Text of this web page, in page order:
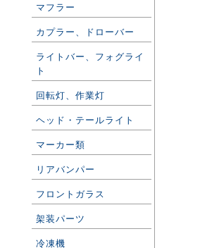
マフラー
カプラー、ドローバー
ライトバー、フォグライ
ト
回転灯、作業灯
ヘッド・テールライト
マーカー類
リアバンパー
フロントガラス
架装パーツ
冷凍機